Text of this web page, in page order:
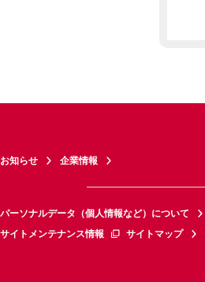
お知らせ 企業情報
パーソナルデータ（個人情報など）について
サイトメンテナンス情報
サイトマップ